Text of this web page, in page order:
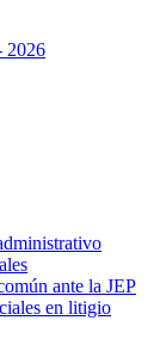
2026
ante la JEP
en litigio